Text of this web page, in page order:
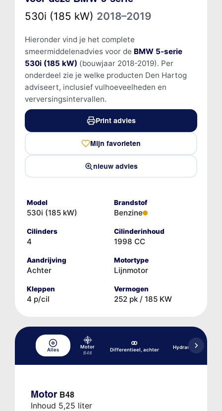
530i (185 kW) 2018–2019
Hieronder vind je het complete
smeermiddelenadvies voor de BMW 5-serie
530i (185 kW) (bouwjaar 2018-2019). Per
onderdeel zie je welke producten Den Hartog
adviseert, inclusief vulhoeveelheden en
verversingsintervallen.
Print advies
Mijn favorieten
nieuw advies
Model
530i (185 kW)
Brandstof
Benzine
Cilinders
4
Cilinderinhoud
1998 CC
Aandrijving
Achter
Motortype
Lijnmotor
Kleppen
4 p/cil
Vermogen
252 pk / 185 KW
Alles
Motor
B48
Differentieel, achter
Hydraulisch
DSC
Motor B48
Inhoud 5,25 liter